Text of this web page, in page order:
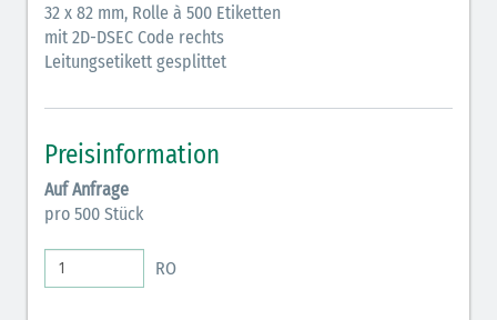
Rahmen)
Koagulantien (hellgrau/weiß schwarz schraffierter
Elektrolyte Kalium (grün-blau)
Elektrolyte NaCl (grün)
Inodilatatoren (rot-grün)
32 x 82 mm, Rolle à 500 Etiketten
mit 2D-DSEC Code rechts
Leitungsetikett gesplittet
Preisinformation
Auf Anfrage
pro 500 Stück
RO